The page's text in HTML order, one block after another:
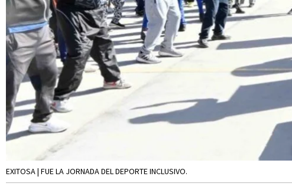
EXITOSA | FUE LA JORNADA DEL DEPORTE INCLUSIVO.